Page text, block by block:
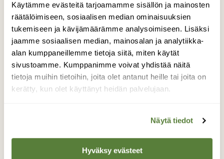
Käytämme evästeitä tarjoamamme sisällön ja mainosten
räätälöimiseen, sosiaalisen median ominaisuuksien
tukemiseen ja kävijämäärämme analysoimiseen. Lisäksi
jaamme sosiaalisen median, mainosalan ja analytiikka-
alan kumppaneillemme tietoja siitä, miten käytät
sivustoamme. Kumppanimme voivat yhdistää näitä
tietoja muihin tietoihin, joita olet antanut heille tai joita on
kerätty, kun olet käyttänyt heidän palvelujaan.
Näytä tiedot
Hyväksy evästeet
Punajalkaviklo joella
Käsivarren erämaassa Kalottireitin varrella
sijaitseva Vuomakasjoki on auki koko talven.
Menin katsomaan olisiko tutumpi koskikara
paikalla, mutta tapasinkin joella
punajalkaviklon, jota en aiemmin ole täällä
Kilpisjärven maisemissa tavannut.
Valokuvaaja: Katri Niskanen, Vuomasjoki,
Käsivarren erämaa 14.5.2017